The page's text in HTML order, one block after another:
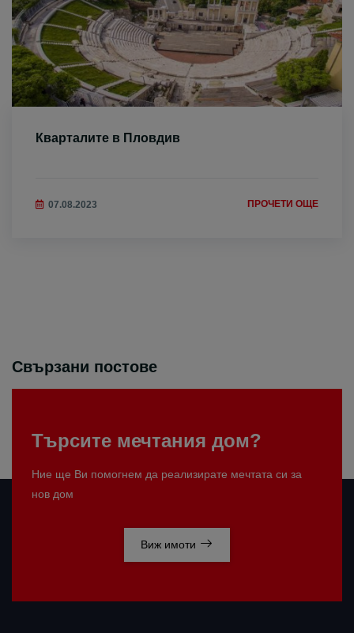
Кварталите в Пловдив
07.08.2023 ПРОЧЕТИ ОЩЕ
Свързани постове
Търсите мечтания дом?
Ние ще Ви помогнем да реализирате мечтата си за
нов дом
Виж имоти